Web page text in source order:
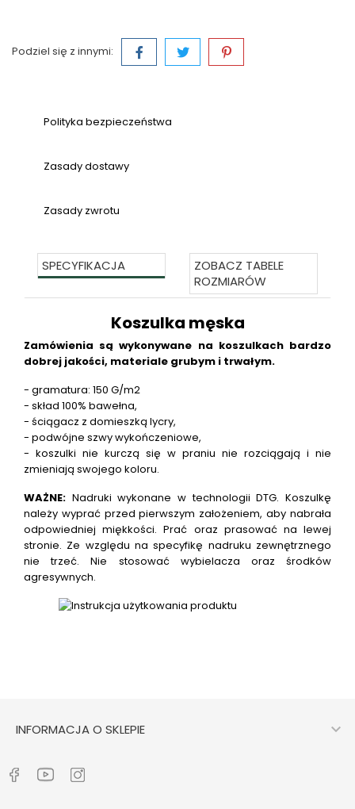
Podziel się z innymi:
Polityka bezpieczeństwa
Zasady dostawy
Zasady zwrotu
SPECYFIKACJA
ZOBACZ TABELE
ROZMIARÓW
Koszulka męska
Zamówienia są wykonywane na koszulkach bardzo
dobrej jakości, materiale grubym i trwałym.
- gramatura: 150 G/m2
- skład 100% bawełna,
- ściągacz z domieszką lycry,
- podwójne szwy wykończeniowe,
- koszulki nie kurczą się w praniu nie rozciągają i nie
zmieniają swojego koloru.
WAŻNE: Nadruki wykonane w technologii DTG. Koszulkę
należy wyprać przed pierwszym założeniem, aby nabrała
odpowiedniej miękkości. Prać oraz prasować na lewej
stronie. Ze względu na specyfikę nadruku zewnętrznego
nie trzeć. Nie stosować wybielacza oraz środków
agresywnych.
INFORMACJA O SKLEPIE 